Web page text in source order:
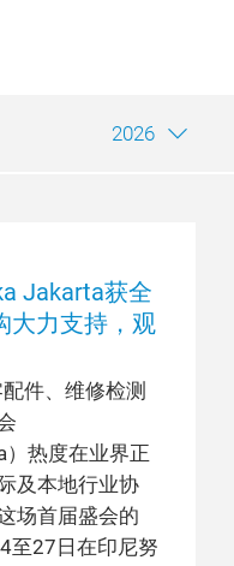
2026
Jakarta获全
大力支持，观
件、维修检测
）热度在业界正
及本地行业协
场首届盛会的
至27日在印尼努